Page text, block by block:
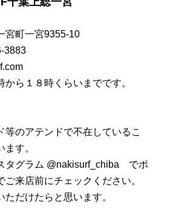
宮町一宮9355-10
3883
から１８時くらいまでです。
等のアテンドで不在しているこ
ます。
タグラム @nakisurf_chiba でポ
ご来店前にチェックください。
ただけたらと思います。